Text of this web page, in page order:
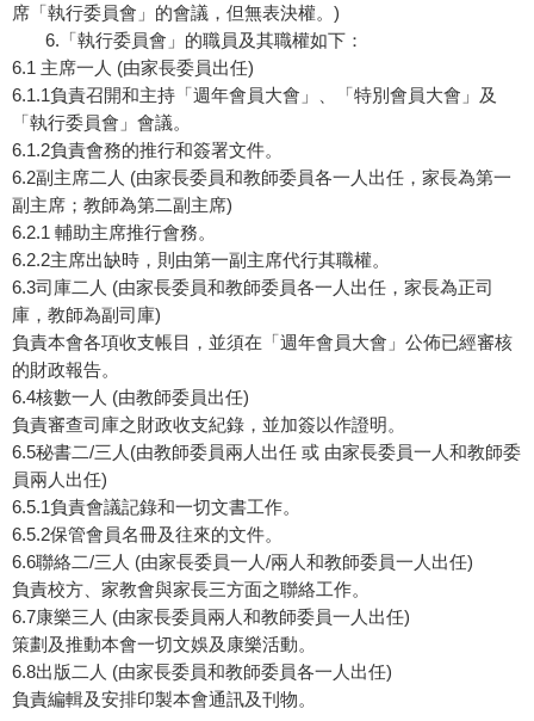
席「執行委員會」的會議，但無表決權。)
6.「執行委員會」的職員及其職權如下：
6.1 主席一人 (由家長委員出任)
6.1.1負責召開和主持「週年會員大會」、「特別會員大會」及
「執行委員會」會議。
6.1.2負責會務的推行和簽署文件。
6.2副主席二人 (由家長委員和教師委員各一人出任，家長為第一
副主席；教師為第二副主席)
6.2.1 輔助主席推行會務。
6.2.2主席出缺時，則由第一副主席代行其職權。
6.3司庫二人 (由家長委員和教師委員各一人出任，家長為正司
庫，教師為副司庫)
負責本會各項收支帳目，並須在「週年會員大會」公佈已經審核
的財政報告。
6.4核數一人 (由教師委員出任)
負責審查司庫之財政收支紀錄，並加簽以作證明。
6.5秘書二/三人(由教師委員兩人出任 或 由家長委員一人和教師委
員兩人出任)
6.5.1負責會議記錄和一切文書工作。
6.5.2保管會員名冊及往來的文件。
6.6聯絡二/三人 (由家長委員一人/兩人和教師委員一人出任)
負責校方、家教會與家長三方面之聯絡工作。
6.7康樂三人 (由家長委員兩人和教師委員一人出任)
策劃及推動本會一切文娛及康樂活動。
6.8出版二人 (由家長委員和教師委員各一人出任)
負責編輯及安排印製本會通訊及刊物。